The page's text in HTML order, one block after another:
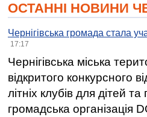
ОСТАННІ НОВИНИ
Чернігівська громада стала
17:17
Чернігівська міська
відкритого конкурсного
літніх клубів для дітей
громадська організація